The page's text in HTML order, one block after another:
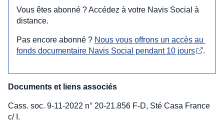
Vous êtes abonné ? Accédez à votre Navis Social à
distance.
Pas encore abonné ? Nous vous offrons un accès au
fonds documentaire Navis Social pendant 10 jours
.
Documents et liens associés
Cass. soc. 9-11-2022 n° 20-21.856 F-D, Sté Casa France
c/ I.